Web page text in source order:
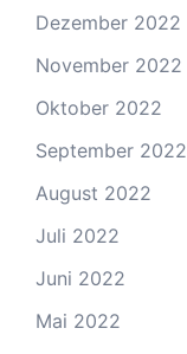
Dezember 2022
November 2022
Oktober 2022
September 2022
August 2022
Juli 2022
Juni 2022
Mai 2022